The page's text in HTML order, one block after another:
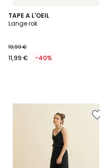
TAPE A L'OEIL
Lange rok
19,99 €
11,99 € -40%